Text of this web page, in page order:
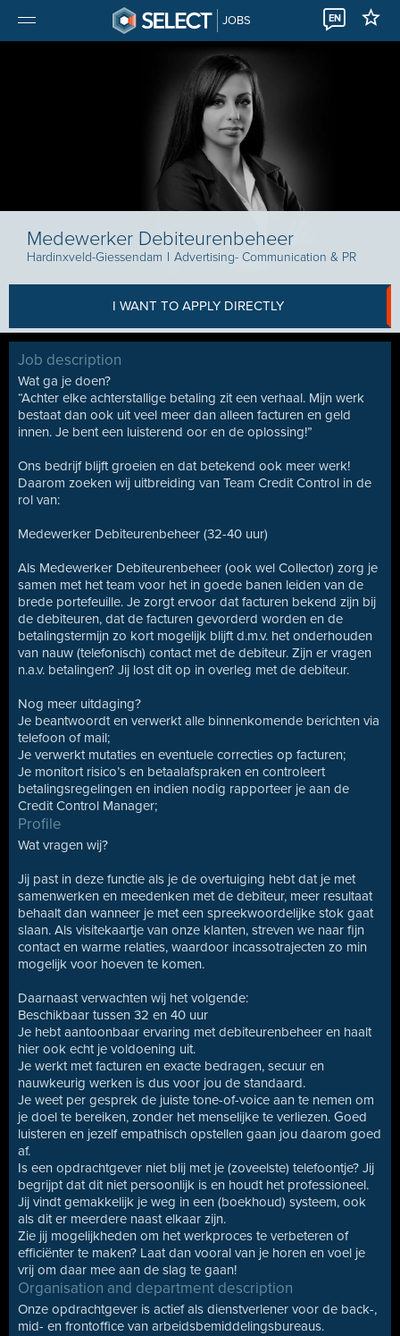
JOBS EN
Medewerker Debiteurenbeheer
Hardinxveld-Giessendam I Advertising- Communication & PR
I WANT TO APPLY DIRECTLY
Job description
Wat ga je doen?
“Achter elke achterstallige betaling zit een verhaal. Mijn werk
bestaat dan ook uit veel meer dan alleen facturen en geld
innen. Je bent een luisterend oor en de oplossing!”
Ons bedrijf blijft groeien en dat betekend ook meer werk!
Daarom zoeken wij uitbreiding van Team Credit Control in de
rol van:
Medewerker Debiteurenbeheer (32-40 uur)
Als Medewerker Debiteurenbeheer (ook wel Collector) zorg je
samen met het team voor het in goede banen leiden van de
brede portefeuille. Je zorgt ervoor dat facturen bekend zijn bij
de debiteuren, dat de facturen gevorderd worden en de
betalingstermijn zo kort mogelijk blijft d.m.v. het onderhouden
van nauw (telefonisch) contact met de debiteur. Zijn er vragen
n.a.v. betalingen? Jij lost dit op in overleg met de debiteur.
Nog meer uitdaging?
Je beantwoordt en verwerkt alle binnenkomende berichten via
telefoon of mail;
Je verwerkt mutaties en eventuele correcties op facturen;
Je monitort risico’s en betaalafspraken en controleert
betalingsregelingen en indien nodig rapporteer je aan de
Credit Control Manager;
Profile
Wat vragen wij?
Jij past in deze functie als je de overtuiging hebt dat je met
samenwerken en meedenken met de debiteur, meer resultaat
behaalt dan wanneer je met een spreekwoordelijke stok gaat
slaan. Als visitekaartje van onze klanten, streven we naar fijn
contact en warme relaties, waardoor incassotrajecten zo min
mogelijk voor hoeven te komen.
Daarnaast verwachten wij het volgende:
Beschikbaar tussen 32 en 40 uur
Je hebt aantoonbaar ervaring met debiteurenbeheer en haalt
hier ook echt je voldoening uit.
Je werkt met facturen en exacte bedragen, secuur en
nauwkeurig werken is dus voor jou de standaard.
Je weet per gesprek de juiste tone-of-voice aan te nemen om
je doel te bereiken, zonder het menselijke te verliezen. Goed
luisteren en jezelf empathisch opstellen gaan jou daarom goed
af.
Is een opdrachtgever niet blij met je (zoveelste) telefoontje? Jij
begrijpt dat dit niet persoonlijk is en houdt het professioneel.
Jij vindt gemakkelijk je weg in een (boekhoud) systeem, ook
als dit er meerdere naast elkaar zijn.
Zie jij mogelijkheden om het werkproces te verbeteren of
efficiënter te maken? Laat dan vooral van je horen en voel je
vrij om daar mee aan de slag te gaan!
Organisation and department description
Onze opdrachtgever is actief als dienstverlener voor de back-,
mid- en frontoffice van arbeidsbemiddelingsbureaus.